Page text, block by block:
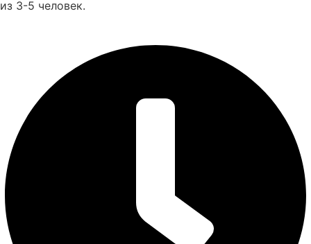
из 3-5 человек.